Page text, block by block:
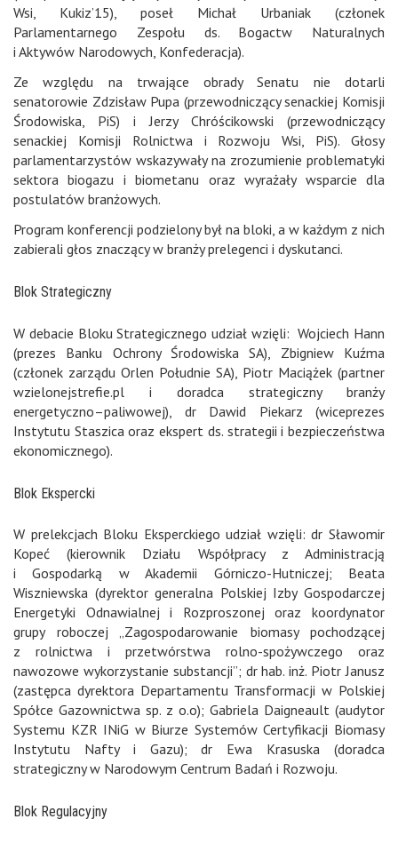
Wsi, Kukiz’15), poseł Michał Urbaniak (członek
Parlamentarnego Zespołu ds. Bogactw Naturalnych
i Aktywów Narodowych, Konfederacja).
Ze względu na trwające obrady Senatu nie dotarli
senatorowie Zdzisław Pupa (przewodniczący senackiej Komisji
Środowiska, PiS) i Jerzy Chróścikowski (przewodniczący
senackiej Komisji Rolnictwa i Rozwoju Wsi, PiS). Głosy
parlamentarzystów wskazywały na zrozumienie problematyki
sektora biogazu i biometanu oraz wyrażały wsparcie dla
postulatów branżowych.
Program konferencji podzielony był na bloki, a w każdym z nich
zabierali głos znaczący w branży prelegenci i dyskutanci.
Blok Strategiczny
W debacie Bloku Strategicznego udział wzięli: Wojciech Hann
(prezes Banku Ochrony Środowiska SA), Zbigniew Kuźma
(członek zarządu Orlen Południe SA), Piotr Maciążek (partner
wzielonejstrefie.pl i doradca strategiczny branży
energetyczno–paliwowej), dr Dawid Piekarz (wiceprezes
Instytutu Staszica oraz ekspert ds. strategii i bezpieczeństwa
ekonomicznego).
Blok Ekspercki
W prelekcjach Bloku Eksperckiego udział wzięli: dr Sławomir
Kopeć (kierownik Działu Współpracy z Administracją
i Gospodarką w Akademii Górniczo-Hutniczej; Beata
Wiszniewska (dyrektor generalna Polskiej Izby Gospodarczej
Energetyki Odnawialnej i Rozproszonej oraz koordynator
grupy roboczej „Zagospodarowanie biomasy pochodzącej
z rolnictwa i przetwórstwa rolno-spożywczego oraz
nawozowe wykorzystanie substancji”; dr hab. inż. Piotr Janusz
(zastępca dyrektora Departamentu Transformacji w Polskiej
Spółce Gazownictwa sp. z o.o); Gabriela Daigneault (audytor
Systemu KZR INiG w Biurze Systemów Certyfikacji Biomasy
Instytutu Nafty i Gazu); dr Ewa Krasuska (doradca
strategiczny w Narodowym Centrum Badań i Rozwoju.
Blok Regulacyjny